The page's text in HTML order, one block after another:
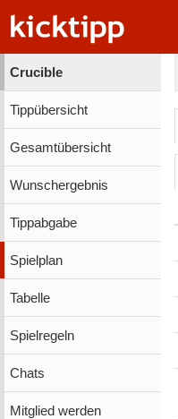
Crucible
Tippübersicht
Gesamtübersicht
Wunschergebnis
Tippabgabe
Spielplan
Tabelle
Spielregeln
Chats
Mitglied werden